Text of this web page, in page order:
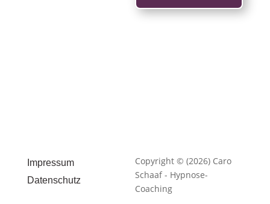
Impressum
Datenschutz
Copyright © (2026) Caro
Schaaf - Hypnose-
Coaching